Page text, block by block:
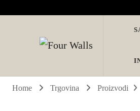
Four Walls
Sve za interijer po Vašoj mjeri.
Home Trgovina Proizvodi